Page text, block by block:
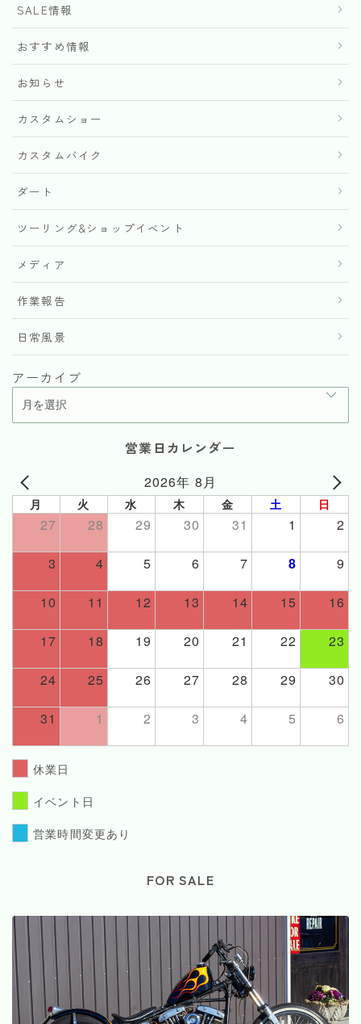
SALE情報
おすすめ情報
お知らせ
カスタムショー
カスタムバイク
ダート
ツーリング&ショップイベント
メディア
作業報告
日常風景
アーカイブ
営業日カレンダー
2026年 8月
月 火 水 木 金 土 日
27 28 29 30 31 1 2
3 4 5 6 7 8 9
10 11 12 13 14 15 16
17 18 19 20 21 22 23
24 25 26 27 28 29 30
31 1 2 3 4 5 6
休業日
イベント日
営業時間変更あり
FOR SALE